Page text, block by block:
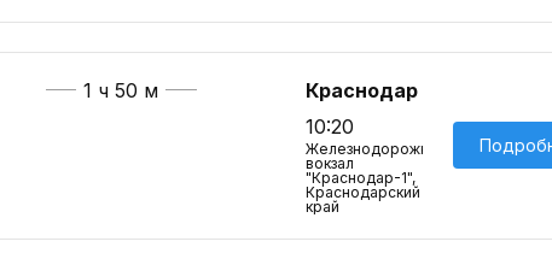
1 ч 50 м
Краснодар
10:20
Железнодорожный
вокзал
"Краснодар-1",
Краснодарский
край